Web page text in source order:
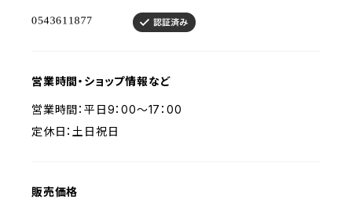
営業時間・ショップ情報など
営業時間：平日9：00～17：00
定休日：土日祝日
販売価格